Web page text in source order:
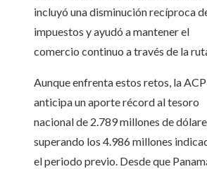
incluyó una disminución recíproca
impuestos y ayudó a mantener el
comercio continuo a través de la
Aunque enfrenta estos retos, la ACP
anticipa un aporte récord al tesoro
nacional de 2.789 millones de
superando los 4.986 millones
el periodo previo. Desde que